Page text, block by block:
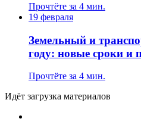
Прочтёте за 4 мин.
19 февраля
Земельный и
году: новые сроки и
Прочтёте за 4 мин.
Идёт загрузка материалов